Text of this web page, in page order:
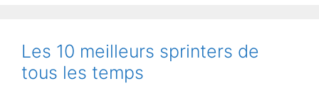
Les 10 meilleurs sprinters de
tous les temps